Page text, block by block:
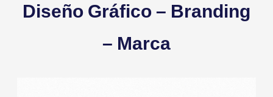
Diseño Gráfico – Branding
– Marca